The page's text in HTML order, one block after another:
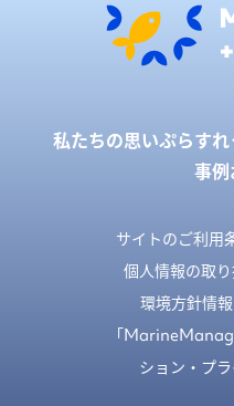
私たちの思いぷらす
事例
サイトのご利用
個人情報の取
環境方針情
「
ション・プ